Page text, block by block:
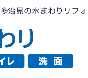
治見の水まわりリフ